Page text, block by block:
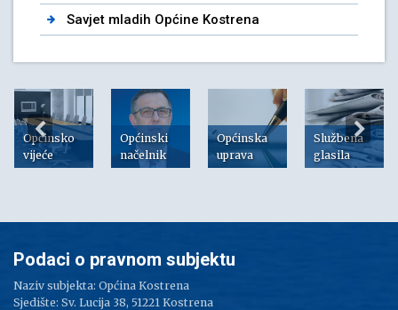
Savjet mladih Općine Kostrena
Općinsko
vijeće
Općinski
načelnik
Općinska
uprava
Službena
glasila
Podaci o pravnom subjektu
Naziv subjekta: Općina Kostrena
Sjedište: Sv. Lucija 38, 51221 Kostrena